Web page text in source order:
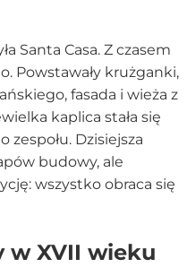
Santa Casa. Z czasem
Powstawały krużganki,
fasada i wieża z
kaplica stała się
Dzisiejsza
budowy, ale
wszystko obraca się
w XVII wieku